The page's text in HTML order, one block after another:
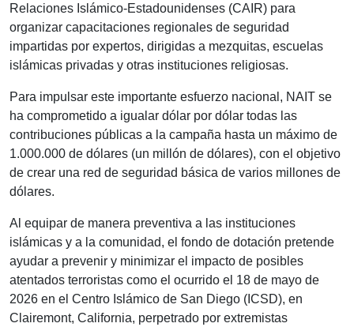
Relaciones Islámico-Estadounidenses (CAIR) para
organizar capacitaciones regionales de seguridad
impartidas por expertos, dirigidas a mezquitas, escuelas
islámicas privadas y otras instituciones religiosas.
Para impulsar este importante esfuerzo nacional, NAIT se
ha comprometido a igualar dólar por dólar todas las
contribuciones públicas a la campaña hasta un máximo de
1.000.000 de dólares (un millón de dólares), con el objetivo
de crear una red de seguridad básica de varios millones de
dólares.
Al equipar de manera preventiva a las instituciones
islámicas y a la comunidad, el fondo de dotación pretende
ayudar a prevenir y minimizar el impacto de posibles
atentados terroristas como el ocurrido el 18 de mayo de
2026 en el Centro Islámico de San Diego (ICSD), en
Clairemont, California, perpetrado por extremistas